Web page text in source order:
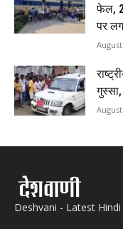
फेल, 2
पर
Deshvani - Latest